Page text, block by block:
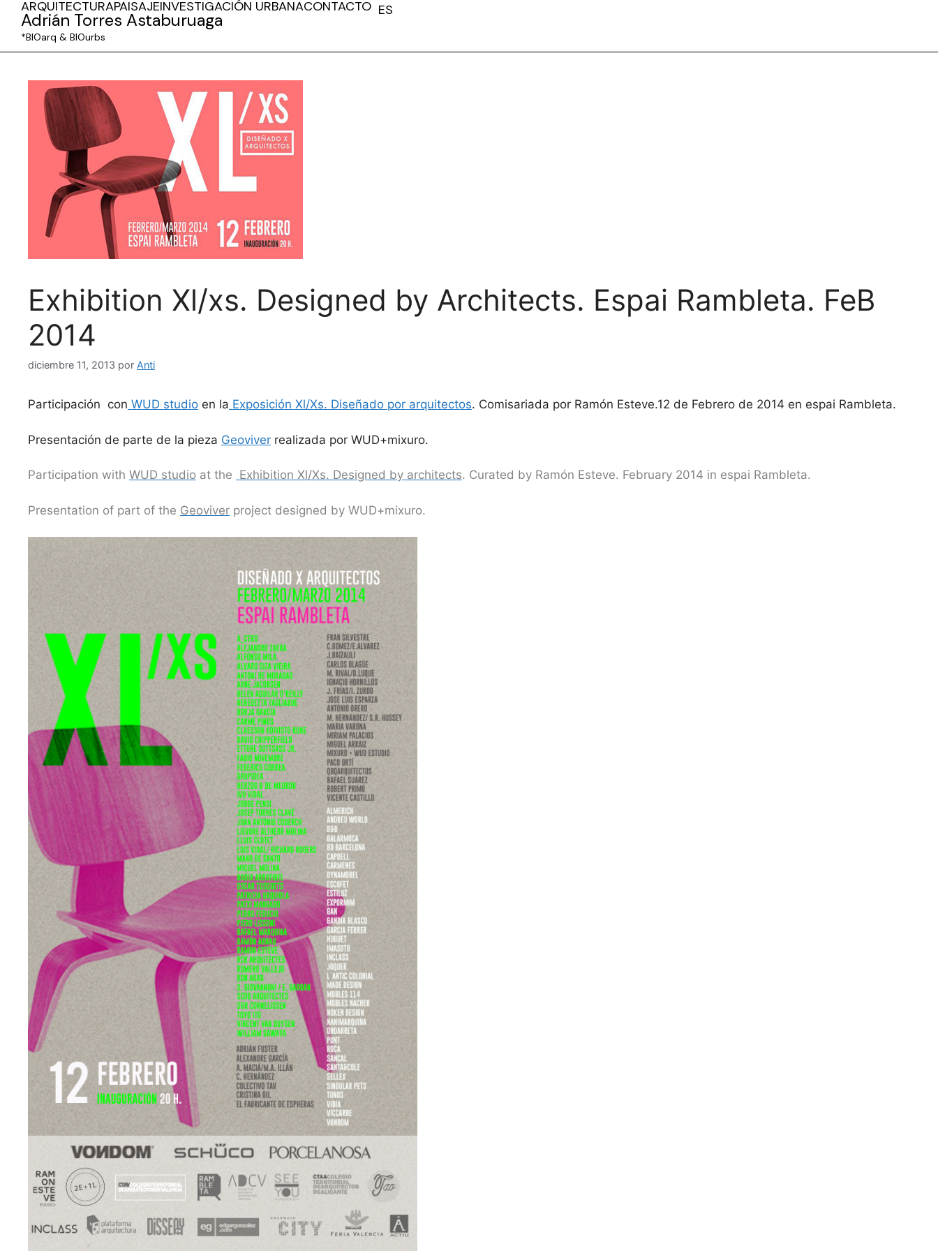
Adrián Torres Astaburuaga
*BIOarq & BIOurbs
ARQUITECTURAPAISAJEINVESTIGACIÓN URBANACONTACTO ES
FR
Exhibition Xl/xs. Designed by Architects. Espai Rambleta. FeB
2014
diciembre 11, 2013 por Anti
Participación con WUD studio en la Exposición Xl/Xs. Diseñado por arquitectos. Comisariada por Ramón Esteve.12 de Febrero de 2014 en espai Rambleta.
Presentación de parte de la pieza Geoviver realizada por WUD+mixuro.
Participation with WUD studio at the Exhibition Xl/Xs. Designed by architects. Curated by Ramón Esteve. February 2014 in espai Rambleta.
Presentation of part of the Geoviver project designed by WUD+mixuro.